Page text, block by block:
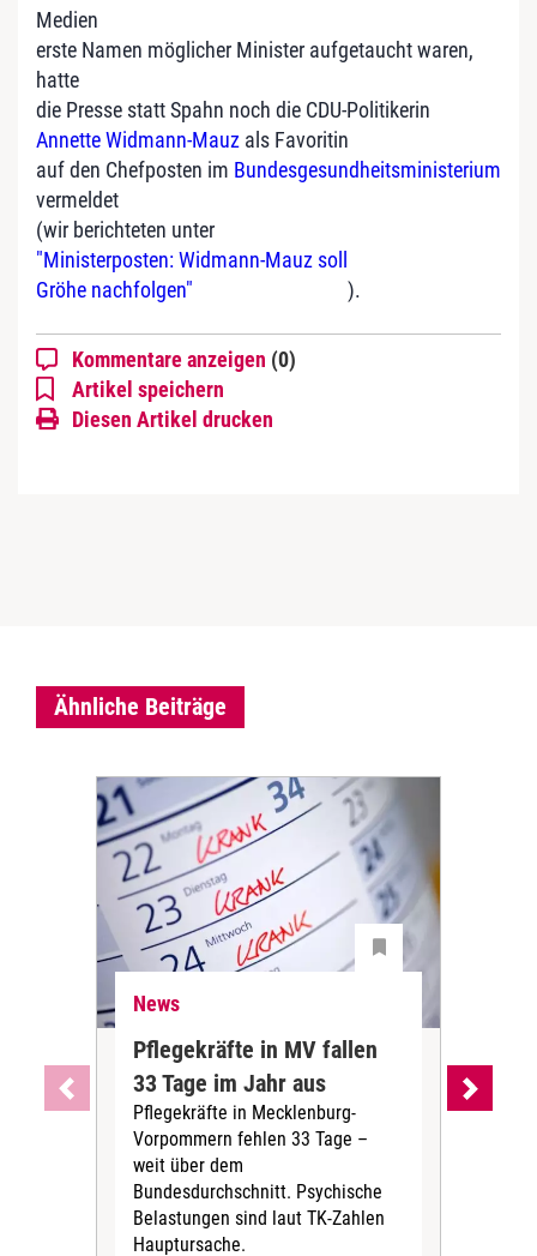
Medien
erste Namen möglicher Minister aufgetaucht waren,
hatte
die Presse statt Spahn noch die CDU-Politikerin
Annette Widmann-Mauz als Favoritin
auf den Chefposten im Bundesgesundheitsministerium
vermeldet
(wir berichteten unter
"Ministerposten: Widmann-Mauz soll
Gröhe nachfolgen"
).
Kommentare anzeigen (0)
Artikel speichern
Diesen Artikel drucken
Ähnliche Beiträge
News
Pflegekräfte in MV fallen
33 Tage im Jahr aus
Pflegekräfte in Mecklenburg-
Vorpommern fehlen 33 Tage –
weit über dem
Bundesdurchschnitt. Psychische
Belastungen sind laut TK-Zahlen
Hauptursache.